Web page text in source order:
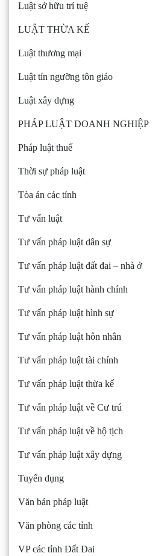
Luật sở hữu trí tuệ
LUẬT THỪA KẾ
Luật thương mại
Luật tín ngưỡng tôn giáo
Luật xây dựng
PHÁP LUẬT DOANH NGHIỆP
Pháp luật thuế
Thời sự pháp luật
Tòa án các tỉnh
Tư vấn luật
Tư vấn pháp luật dân sự
Tư vấn pháp luật đất đai – nhà ở
Tư vấn pháp luật hành chính
Tư vấn pháp luật hình sự
Tư vấn pháp luật hôn nhân
Tư vấn pháp luật tài chính
Tư vấn pháp luật thừa kế
Tư vấn pháp luật về Cư trú
Tư vấn pháp luật về hộ tịch
Tư vấn pháp luật xây dựng
Tuyển dụng
Văn bản pháp luật
Văn phòng các tỉnh
VP các tỉnh Đất Đai